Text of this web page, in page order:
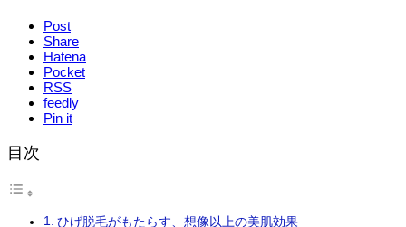
Post
Share
Hatena
Pocket
RSS
feedly
Pin it
目次
ひげ脱毛がもたらす、想像以上の美肌効果